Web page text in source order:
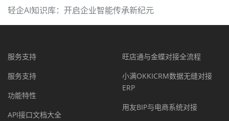
轻企AI知识库：开启企业智能传承新纪元
服务支持
服务支持
功能特性
API接口文档大全
旺店通与金蝶对接全流程
小满OKKICRM数据无缝对接
ERP
用友BIP与电商系统对接